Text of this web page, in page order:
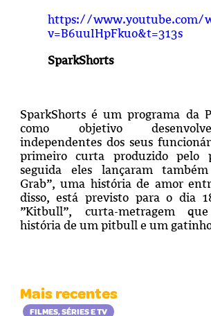
https://www.youtube.com/
v=B6uuIHpFkuo&t=313s
SparkShorts
SparkShorts é um programa da
como objetivo
independentes dos seus
primeiro curta produzido pelo
seguida eles lançaram
Grab”, uma história de amor
disso, está previsto para o dia
”Kitbull”, curta-metragem
história de um pitbull e um
Mais recentes
FILMES, SÉRIES E TV